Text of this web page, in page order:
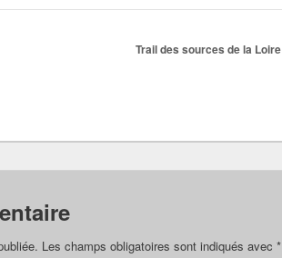
Trail des sources de la Loire
Les champs obligatoires sont indiqués avec *